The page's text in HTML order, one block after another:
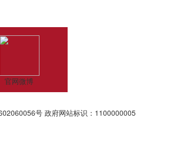
官网微博
号 政府网站标识：1100000005